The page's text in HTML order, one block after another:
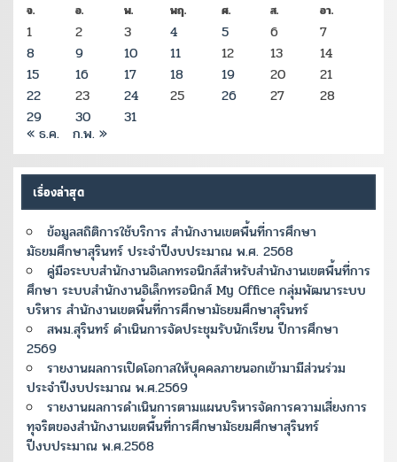
จ. อ. พ. พฤ. ศ. ส. อา.
1 2 3 4 5 6
7
8
9 10 11 12 13
14
15
16 17 18 19 20
21
22
23 24 25 26 27
28
29
30 31
« ธ.ค. ก.พ. »
เรื่องล่าสุด
ข้อมูลสถิติการใช้บริการ สำนักงานเขตพื้นที่การศึกษา
มัธยมศึกษาสุรินทร์ ประจำปีงบประมาณ พ.ศ. 2568
คู่มือระบบสำนักงานอิเลกทรอนิกส์สำหรับสำนักงานเขตพื้นที่การ
ศึกษา ระบบสำนักงานอิเล็กทรอนิกส์ My Office กลุ่มพัฒนาระบบ
บริหาร สำนักงานเขตพื้นที่การศึกษามัธยมศึกษาสุรินทร์
สพม.สุรินทร์ ดำเนินการจัดประชุมรับนักเรียน ปีการศึกษา
2569
รายงานผลการเปิดโอกาสให้บุคคลภายนอกเข้ามามีส่วนร่วม
ประจำปีงบประมาณ พ.ศ.2569
รายงานผลการดำเนินการตามแผนบริหารจัดการความเสี่ยงการ
ทุจริตของสำนักงานเขตพื้นที่การศึกษามัธยมศึกษาสุรินทร์
ปีงบประมาณ พ.ศ.2568